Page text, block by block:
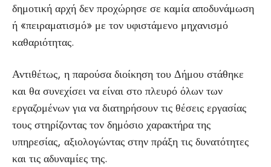
δημοτική αρχή δεν προχώρησε σε καμία αποδυνάμωση
ή «πειραματισμό» με τον υφιστάμενο μηχανισμό
καθαριότητας.
Αντιθέτως, η παρούσα διοίκηση του Δήμου στάθηκε
και θα συνεχίσει να είναι στο πλευρό όλων των
εργαζομένων για να διατηρήσουν τις θέσεις εργασίας
τους στηρίζοντας τον δημόσιο χαρακτήρα της
υπηρεσίας, αξιολογώντας στην πράξη τις δυνατότητες
και τις αδυναμίες της.